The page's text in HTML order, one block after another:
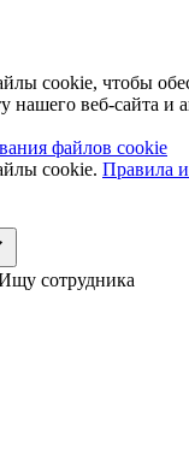
cookie, чтобы
нашего веб-сайта и
файлов cookie
cookie. Правила
сотрудника